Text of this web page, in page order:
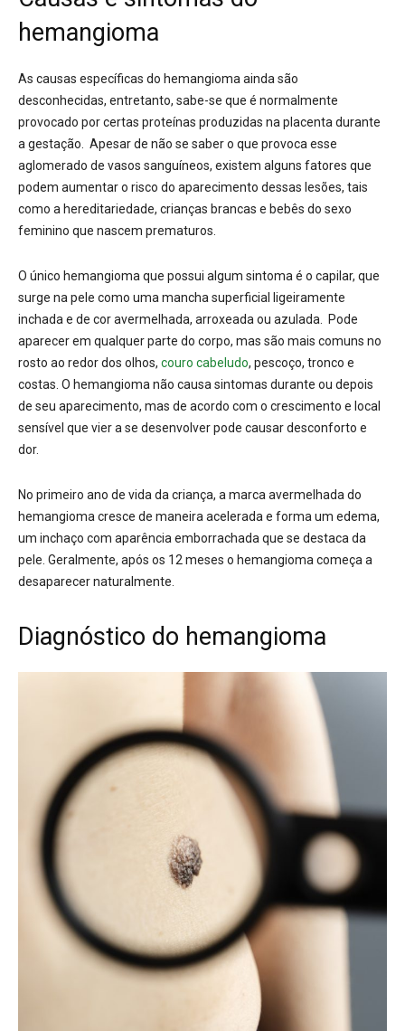
hemangioma
As causas específicas do hemangioma ainda são
desconhecidas, entretanto, sabe-se que é normalmente
provocado por certas proteínas produzidas na placenta durante
a gestação. Apesar de não se saber o que provoca esse
aglomerado de vasos sanguíneos, existem alguns fatores que
podem aumentar o risco do aparecimento dessas lesões, tais
como a hereditariedade, crianças brancas e bebês do sexo
feminino que nascem prematuros.
O único hemangioma que possui algum sintoma é o capilar, que
surge na pele como uma mancha superficial ligeiramente
inchada e de cor avermelhada, arroxeada ou azulada. Pode
aparecer em qualquer parte do corpo, mas são mais comuns no
rosto ao redor dos olhos, couro cabeludo, pescoço, tronco e
costas. O hemangioma não causa sintomas durante ou depois
de seu aparecimento, mas de acordo com o crescimento e local
sensível que vier a se desenvolver pode causar desconforto e
dor.
No primeiro ano de vida da criança, a marca avermelhada do
hemangioma cresce de maneira acelerada e forma um edema,
um inchaço com aparência emborrachada que se destaca da
pele. Geralmente, após os 12 meses o hemangioma começa a
desaparecer naturalmente.
Diagnóstico do hemangioma